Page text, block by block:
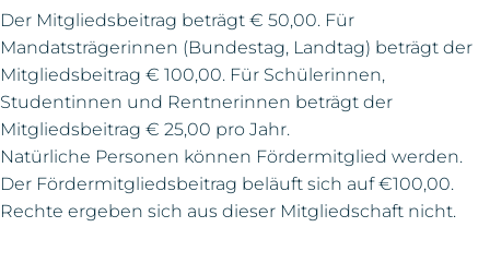
Der Mitgliedsbeitrag beträgt € 50,00. Für
Mandatsträgerinnen (Bundestag, Landtag) beträgt der
Mitgliedsbeitrag € 100,00. Für Schülerinnen,
Studentinnen und Rentnerinnen beträgt der
Mitgliedsbeitrag € 25,00 pro Jahr.
Natürliche Personen können Fördermitglied werden.
Der Fördermitgliedsbeitrag beläuft sich auf €100,00.
Rechte ergeben sich aus dieser Mitgliedschaft nicht.